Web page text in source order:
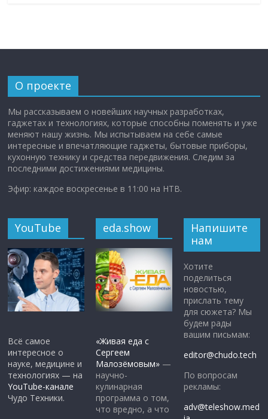
О проекте
Мы рассказываем о новейших научных разработках,
гаджетах и технологиях, которые способны поменять и уже
меняют нашу жизнь. Мы испытываем на себе самые
интересные и впечатляющие гаджеты, бытовые приборы,
кухонную технику и средства передвижения. Следим за
последними достижениями медицины.
Эфир: каждое воскресенье в 11:00 на НТВ.
YouTube
Всё самое
интересное о
науке, медицине и
технологиях — на
YouTube-канале
Чудо Техники.
eda.show
«Живая еда с
Сергеем
Малозёмовым» —
научно-
кулинарная
программа о том,
что вредно, а что
Напишите
нам
Хотите
поделиться
новостью,
прислать тему
для сюжета? Мы
будем рады
вашим письмам:
editor@chudo.tech
По вопросам
рекламы:
adv@teleshow.med